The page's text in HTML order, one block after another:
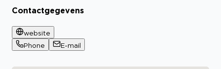
Contactgegevens
website
Phone
E-mail